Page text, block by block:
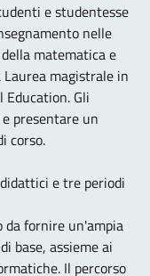
e studentesse
nelle
matematica e
magistrale in
Gli
presentare un
corso.
e tre periodi
fornire un'ampia
base, assieme ai
Il percorso